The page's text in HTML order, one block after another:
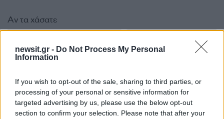
newsit.gr - Do Not Process My Personal
Information
If you wish to opt-out of the sale, sharing to third parties, or
processing of your personal or sensitive information for
targeted advertising by us, please use the below opt-out
section to confirm your selection. Please note that after your
Αν τα χάσατε